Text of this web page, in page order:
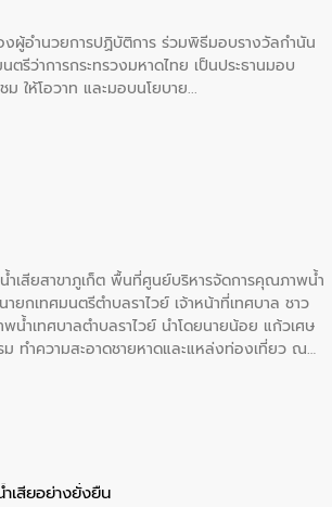
อำนวยการปฏิบัติการ ร่วมพิธีมอบรางวัลกำนัน
ว่าการกระทรวงมหาดไทย เป็นประธานมอบ
ให้โอวาท และมอบนโยบาย
เสียสาขาภูเก็ต พื้นที่ศูนย์บริหารจัดการคุณภาพน้ำ
ยกเทศมนตรีตำบลราไวย์ เจ้าหน้าที่เทศบาล ชาว
น้ำเทศบาลตำบลราไวย์ นำโดยนายน้อย แก้วเศษ
ทำความสะอาดชายหาดและแหล่งท่องเที่ยว ณ
เสียอย่างยั่งยืน